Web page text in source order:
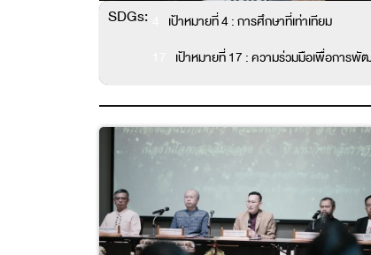
SDGs:
เป้าหมายที่ 4 : การศึกษาที่เท่าเทียม
เป้าหมายที่ 17 : ความร่วมมือเพื่อการพั